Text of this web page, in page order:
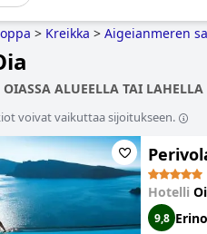
> Kreikka > Aigeianmeren
ALUEELLA TAI LAHELLA
voivat vaikuttaa sijoitukseen.
Hotelli
9,8